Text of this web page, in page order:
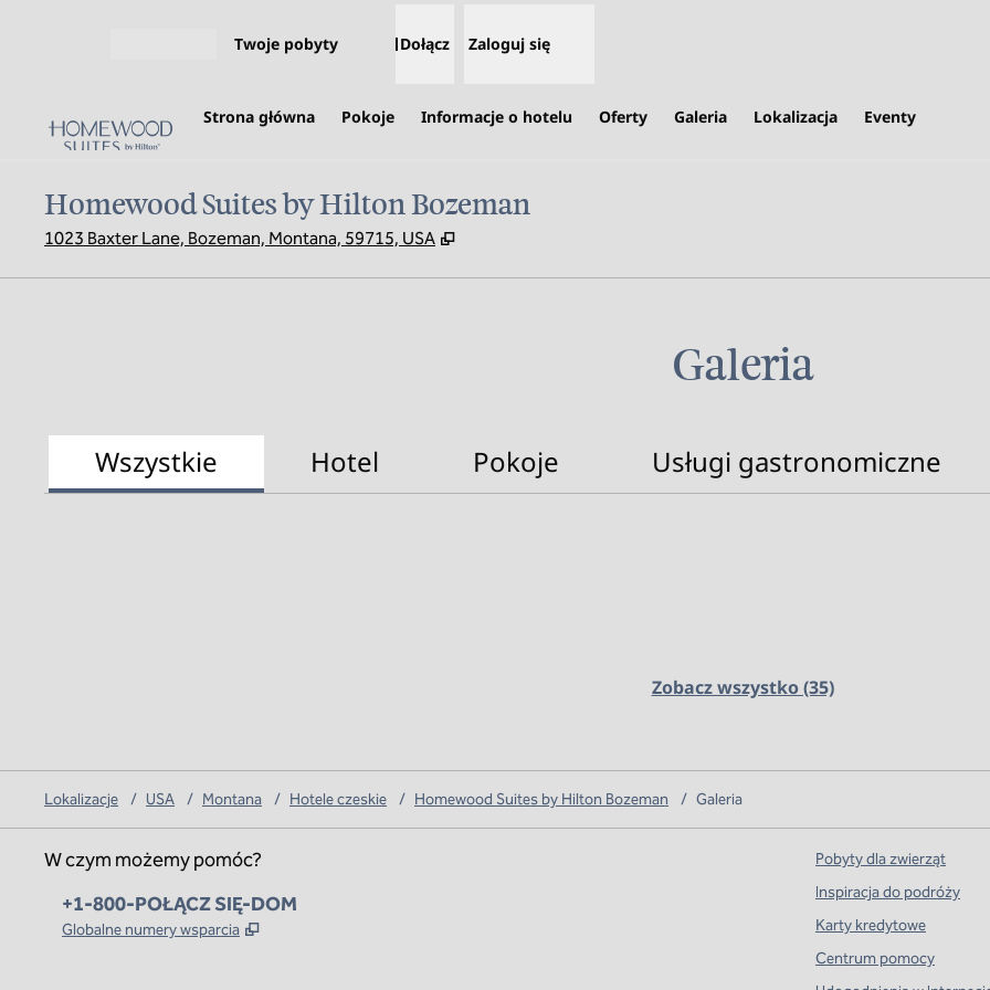
Twoje pobyty Dołącz Zaloguj się
Strona główna Pokoje Informacje o hotelu Oferty Galeria Lokalizacja Eventy
Homewood Suites by Hilton Bozeman
1023 Baxter Lane, Bozeman, Montana, 59715, USA ,
Galeria
Wszystkie Hotel Pokoje Usługi gastronomiczne
Zobacz wszystko (35)
Lokalizacje / USA / Montana / Hotele czeskie / Homewood Suites by Hilton Bozeman / Galeria
W czym możemy pomóc?
Telefon:
+1-800-POŁĄCZ SIĘ-DOM
Globalne numery wsparcia ,
Pobyty dla zwierząt
Inspiracja do podróży
Karty kredytowe
Centrum pomocy